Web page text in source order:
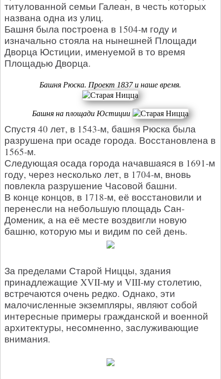
титулованной семьи Галеан, в честь которых
названа одна из улиц.
Башня была построена в 1504-м году и
изначально стояла на нынешней Площади
Дворца Юстиции, именуемой в то время
Площадью Дворца.
Башня Рюска. Проект 1837 и наше время.
Башня на площади Юстиции
Спустя 40 лет, в 1543-м, башня Рюска была
разрушена при осаде города. Восстановлена в
1565-м.
Следующая осада города начавшаяся в 1691-м
году, через несколько лет, в 1704-м, вновь
повлекла разрушение Часовой башни.
В конце концов, в 1718-м, её восстановили и
перенесли на небольшую площадь Сан-
Доменик, а на её месте воздвигли новую
башню, которую мы и видим по сей день.
За пределами Старой Ниццы, здания
принадлежащие XVII-му и VIII-му столетию,
встречаются очень редко. Однако, эти
малочисленные экземпляры, являют собой
интересные примеры гражданской и военной
архитектуры, несомненно, заслуживающие
внимания.